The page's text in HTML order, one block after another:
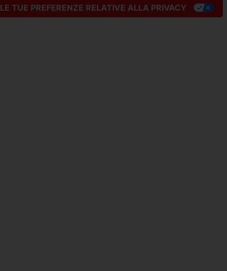
LE TUE PREFERENZE RELATIVE ALLA PRIVACY